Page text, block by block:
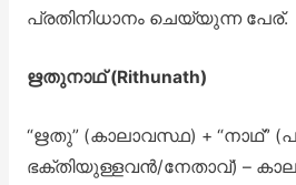
പ്രതിനിധാനം ചെയ്യുന്ന പേര്.
ഋതുനാഥ് (Rithunath)
“ഋതു” (കാലാവസ്ഥ) + “നാഥ്”
ഭക്തിയുള്ളവൻ/നേതാവ്) –